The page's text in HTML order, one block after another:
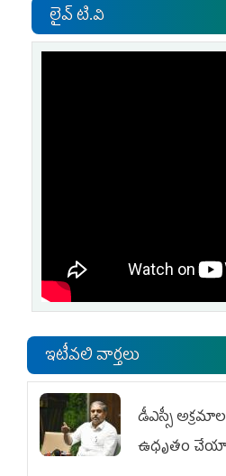
లైవ్ టి.వి
ఇటీవలి వార్తలు
డీఎస్సీ
ఉధృతం